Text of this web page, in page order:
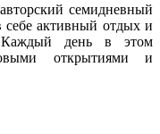
семидневный
себе активный отдых и
Каждый день в этом
открытиями и